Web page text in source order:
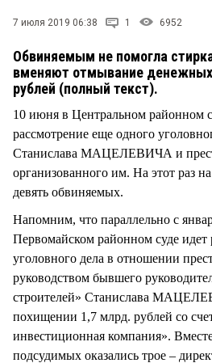
7 июля 2019 06:38 1 6952
Обвиняемым не помогла
вменяют отмывание
рублей (полный текст).
10 июня в Центральном районном
рассмотрение еще одного
Станислава МАЦЕЛЕВИЧА и
организованного им. На этот раз
девять обвиняемых.
Напомним, что параллельно с
Первомайском районном суде идет
уголовного дела в отношении
руководством бывшего
строителей» Станислава
похищении 1,7 млрд. рублей со
инвестиционная компания».
подсудимых оказались трое –